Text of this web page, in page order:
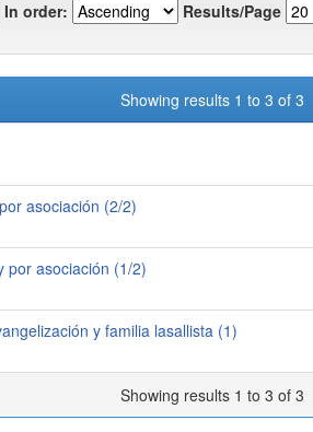
In order: Results/Page
Showing results 1 to 3 of 3
asociación (2/2)
por asociación (1/2)
y familia lasallista (1)
Showing results 1 to 3 of 3